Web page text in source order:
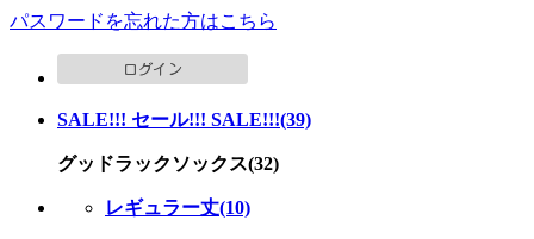
パスワードを忘れた方はこちら
SALE!!! セール!!! SALE!!!(39)
グッドラックソックス(32)
レギュラー丈(10)